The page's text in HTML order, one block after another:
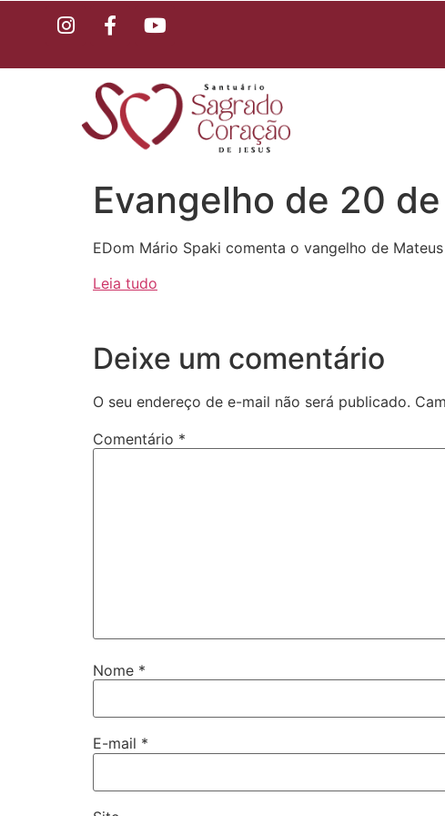
Evangelho de 20
EDom Mário Spaki comenta o vangelho de Mateus
Leia tudo
Deixe um comentário
O seu endereço de e-mail não será publicado.
Comentário *
Nome *
E-mail *